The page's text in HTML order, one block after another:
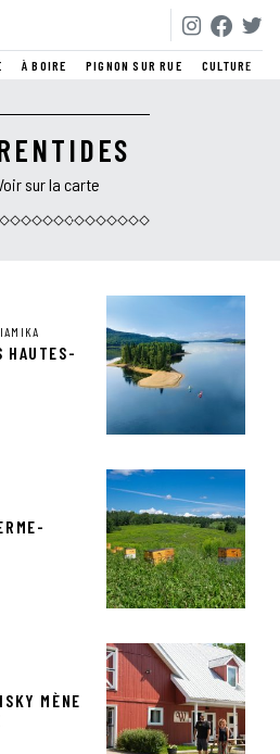
À BOIRE PIGNON SUR RUE CULTURE
sur la carte
HAUTES-
MÈNE